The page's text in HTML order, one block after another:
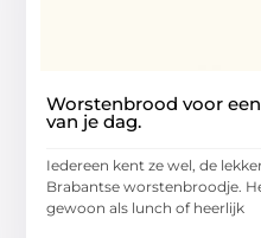
Worstenbrood voor
van je dag.
Iedereen kent ze wel, de
Brabantse worstenbroodje.
gewoon als lunch of heerlijk